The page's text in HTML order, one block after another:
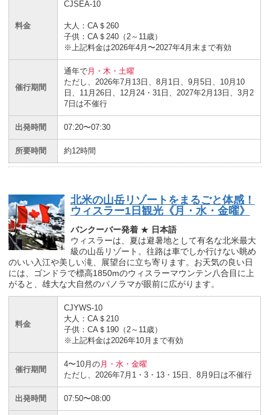
料金
CJSEA-10
大人：CA＄260
子供：CA＄240（2～11歳）
※上記料金は2026年4月〜2027年4月末まで有効
催行期間
通年で月・木・土曜
ただし、2026年7月13日、8月1日、9月5日、10月10
日、11月26日、12月24・31日、2027年2月13日、3月2
7日は不催行
出発時間 07:20〜07:30
所要時間 約12時間
北米の山岳リゾートをまるごと体感！
ウィスラー1日観光《月・水・金曜》
バンクーバー発着★ 日本語
ウィスラーは、夏は避暑地として有名な北米最大
級の山岳リゾート。往路は車でしか行けない眺め
のいい入江や美しい滝、展望台に立ち寄ります。お天気の良い日
には、ゴンドラで標高1850mのウィスラーマウンテン八合目に上
がると、雄大な大自然のパノラマが眼前に広がります。
料金
CJYWS-10
大人：CA＄210
子供：CA＄190（2～11歳）
※上記料金は2026年10月まで有効
催行期間
4〜10月の月・水・金曜
ただし、2026年7月1・3・13・15日、8月9日は不催行
出発時間 07:50〜08:00